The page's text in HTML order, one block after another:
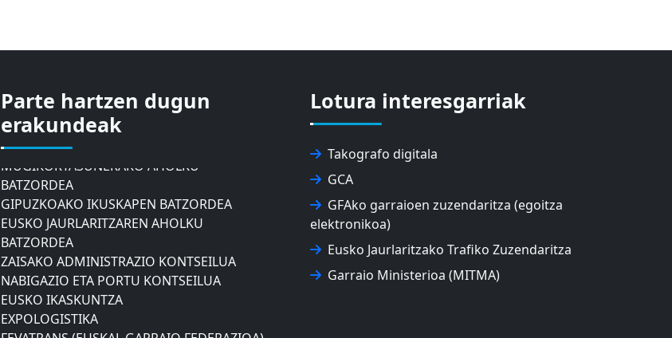
Parte hartzen dugun
erakundeak
ASTIC
GIPUZKOAKO MERKATARITZA GANBERA
BATZORDEA
GIPUZKOAKO IKUSKAPEN BATZORDEA
EUSKO JAURLARITZAREN AHOLKU
BATZORDEA
ZAISAKO ADMINISTRAZIO KONTSEILUA
NABIGAZIO ETA PORTU KONTSEILUA
EUSKO IKASKUNTZA
EXPOLOGISTIKA
FEVATRANS (EUSKAL GARRAIO FEDERAZIOA)
Lotura interesgarriak
Takografo digitala
GCA
GFAko garraioen zuzendaritza (egoitza
elektronikoa)
Eusko Jaurlaritzako Trafiko Zuzendaritza
Garraio Ministerioa (MITMA)